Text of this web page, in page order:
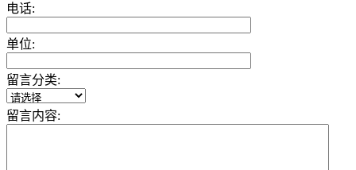
电话:
单位:
留言分类:
留言内容: